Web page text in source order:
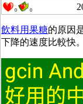
0 0
飲料用果糖的原因
下降的速度比較快。